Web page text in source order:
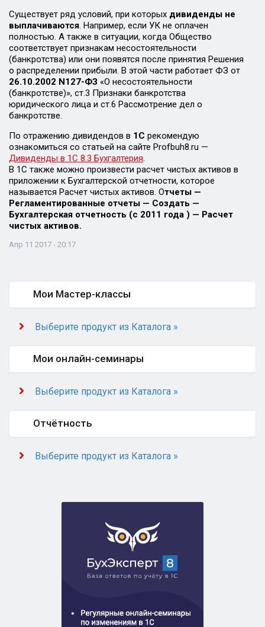
Существует ряд условий, при которых дивиденды не
выплачиваются. Например, если УК не оплачен
полностью. А также в ситуации, когда Общество
соответствует признакам несостоятельности
(банкротства) или они появятся после принятия Решения
о распределении прибыли. В этой части работает ФЗ от
26.10.2002 N127-ФЗ «О несостоятельности
(банкротстве)», ст.3 Признаки банкротства
юридического лица и ст.6 Рассмотрение дел о
банкротстве.
По отражению дивидендов в 1С рекомендую
ознакомиться со статьей на сайте Profbuh8.ru —
Дивиденды в 1С 8.3 Бухгалтерия.
В 1С также можно произвести расчет чистых активов в
приложении к Бухгалтерской отчетности, которое
называется Расчет чистых активов. Отчеты —
Регламентированные отчеты — Создать —
Бухгалтерская отчетность (с 2011 года ) — Расчет
чистых активов.
Апр 11 2017 - 20:17
Мои Мастер-классы
Выберите продукт из Каталога »
Мои онлайн-семинары
Выберите продукт из Каталога »
Отчётность
Выберите продукт из Каталога »